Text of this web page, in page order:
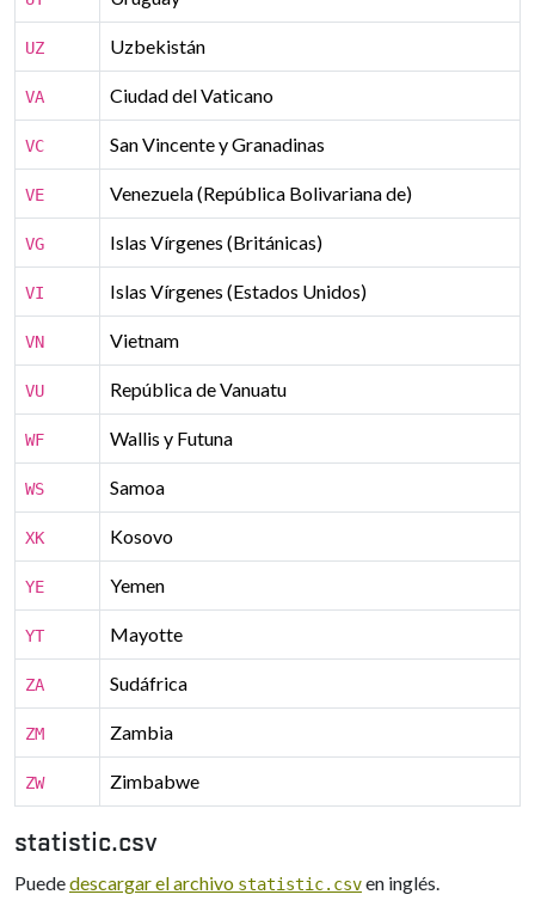
UZ Uzbekistán
VA Ciudad del Vaticano
VC San Vincente y Granadinas
VE Venezuela (República Bolivariana de)
VG Islas Vírgenes (Británicas)
VI Islas Vírgenes (Estados Unidos)
VN Vietnam
VU República de Vanuatu
WF Wallis y Futuna
WS Samoa
XK Kosovo
YE Yemen
YT Mayotte
ZA Sudáfrica
ZM Zambia
ZW Zimbabwe
statistic.csv
Puededescargar el archivo statistic.csven inglés.